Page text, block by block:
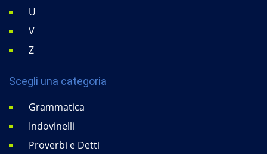
U
V
Z
Scegli una categoria
Grammatica
Indovinelli
Proverbi e Detti